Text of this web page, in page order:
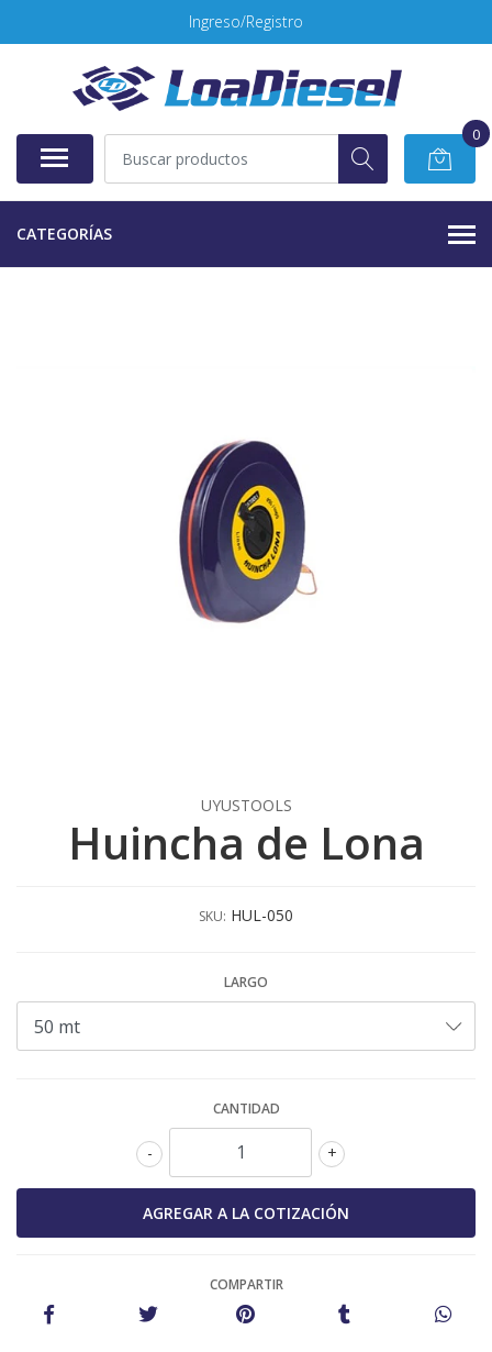
Ingreso/Registro
0
CATEGORÍAS
UYUSTOOLS
Huincha de Lona
SKU: HUL-050
LARGO
CANTIDAD
+
-
COMPARTIR